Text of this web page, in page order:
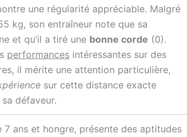
une régularité appréciable. Malgré
kg, son entraîneur note que sa
et qu’il a tiré une bonne corde (0).
performances intéressantes sur des
il mérite une attention particulière,
sur cette distance exacte
défaveur.
7 ans et hongre, présente des aptitudes